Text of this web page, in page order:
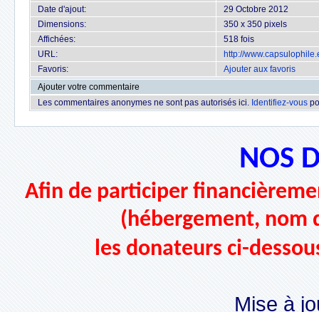
Date d'ajout:
29 Octobre 2012
Dimensions:
350 x 350 pixels
Affichées:
518 fois
URL:
http://
Favoris:
Ajouter aux favoris
Ajouter votre commentaire
Les commentaires anonymes ne sont pas autorisés ici. Identifiez-vous
NOS
Afin de participer
(hébergement,
les donateurs ci-
Mise à